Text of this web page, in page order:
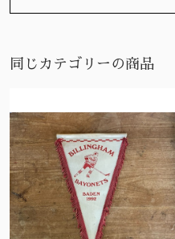
同じカテゴリーの商品